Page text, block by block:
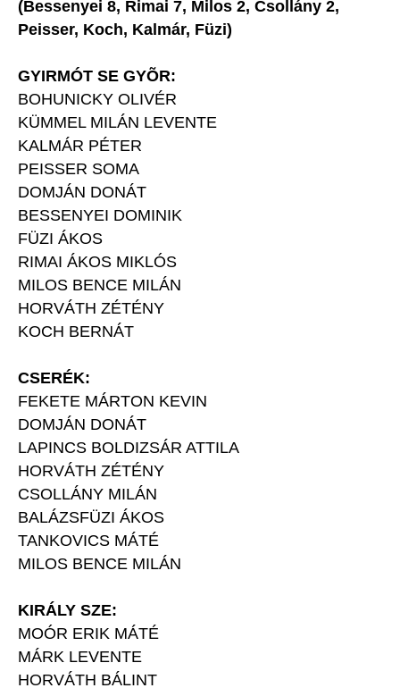
(Bessenyei 8, Rimai 7, Milos 2, Csollány 2,
Peisser, Koch, Kalmár, Füzi)
GYIRMÓT SE GYÕR:
BOHUNICKY OLIVÉR
KÜMMEL MILÁN LEVENTE
KALMÁR PÉTER
PEISSER SOMA
DOMJÁN DONÁT
BESSENYEI DOMINIK
FÜZI ÁKOS
RIMAI ÁKOS MIKLÓS
MILOS BENCE MILÁN
HORVÁTH ZÉTÉNY
KOCH BERNÁT
CSERÉK:
FEKETE MÁRTON KEVIN
DOMJÁN DONÁT
LAPINCS BOLDIZSÁR ATTILA
HORVÁTH ZÉTÉNY
CSOLLÁNY MILÁN
BALÁZSFÜZI ÁKOS
TANKOVICS MÁTÉ
MILOS BENCE MILÁN
KIRÁLY SZE:
MOÓR ERIK MÁTÉ
MÁRK LEVENTE
HORVÁTH BÁLINT